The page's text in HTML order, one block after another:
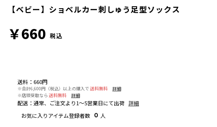
送料 ： 660円
※合計6,600円（税込）以上の購入で 送料無料
詳細
※店頭受取なら 送料無料 詳細
配送 ： 通常、ご注文より1～5営業日にて出荷 詳細
お気に入りアイテム登録者数 0 人
【ベビー】ショベルカー刺しゅう足型ソックス
￥660 税込